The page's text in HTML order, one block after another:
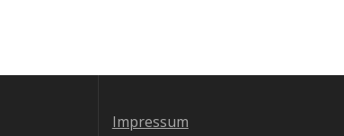
Impressum